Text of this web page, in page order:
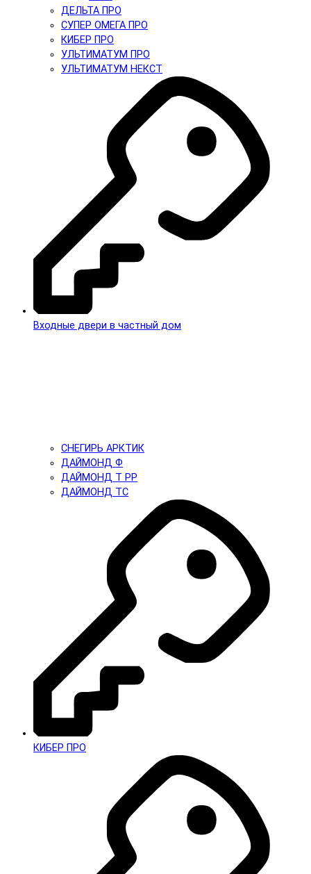
ДЕЛЬТА ПРО
СУПЕР ОМЕГА ПРО
КИБЕР ПРО
УЛЬТИМАТУМ ПРО
УЛЬТИМАТУМ НЕКСТ
Входные двери в частный дом
СНЕГИРЬ АРКТИК
ДАЙМОНД Ф
ДАЙМОНД Т PP
ДАЙМОНД ТС
КИБЕР ПРО